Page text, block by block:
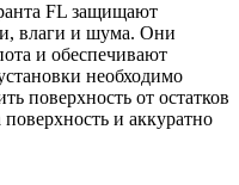
FL защищают
влаги и шума. Они
и обеспечивают
необходимо
поверхность от остатков
и аккуратно